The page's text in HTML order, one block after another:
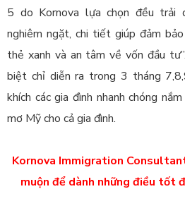
5 do Kornova lựa chọn đều trải
nghiêm ngặt, chi tiết giúp đảm
thẻ xanh và an tâm về vốn đầu
biệt chỉ diễn ra trong 3 tháng
khích các gia đình nhanh chóng
mơ Mỹ cho cả gia đình.
Kornova Immigration
muộn để dành những điều tốt